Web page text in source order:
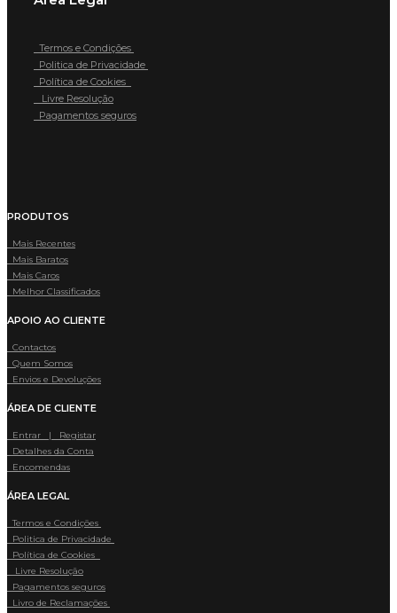
Termos e Condições
Politica de Privacidade
Política de Cookies
Livre Resolução
Pagamentos seguros
PRODUTOS
Mais Recentes
Mais Baratos
Mais Caros
Melhor Classificados
APOIO AO CLIENTE
Contactos
Quem Somos
Envios e Devoluções
ÁREA DE CLIENTE
Entrar | Registar
Detalhes da Conta
Encomendas
ÁREA LEGAL
Termos e Condições
Politica de Privacidade
Política de Cookies
Livre Resolução
Pagamentos seguros
Livro de Reclamações